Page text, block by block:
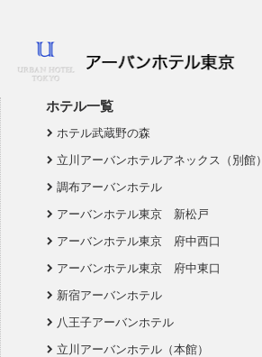
ホテル一覧
ホテル武蔵野の森
立川アーバンホテルアネックス（別館）
調布アーバンホテル
アーバンホテル東京 新松戸
アーバンホテル東京 府中西口
アーバンホテル東京 府中東口
新宿アーバンホテル
八王子アーバンホテル
立川アーバンホテル（本館）